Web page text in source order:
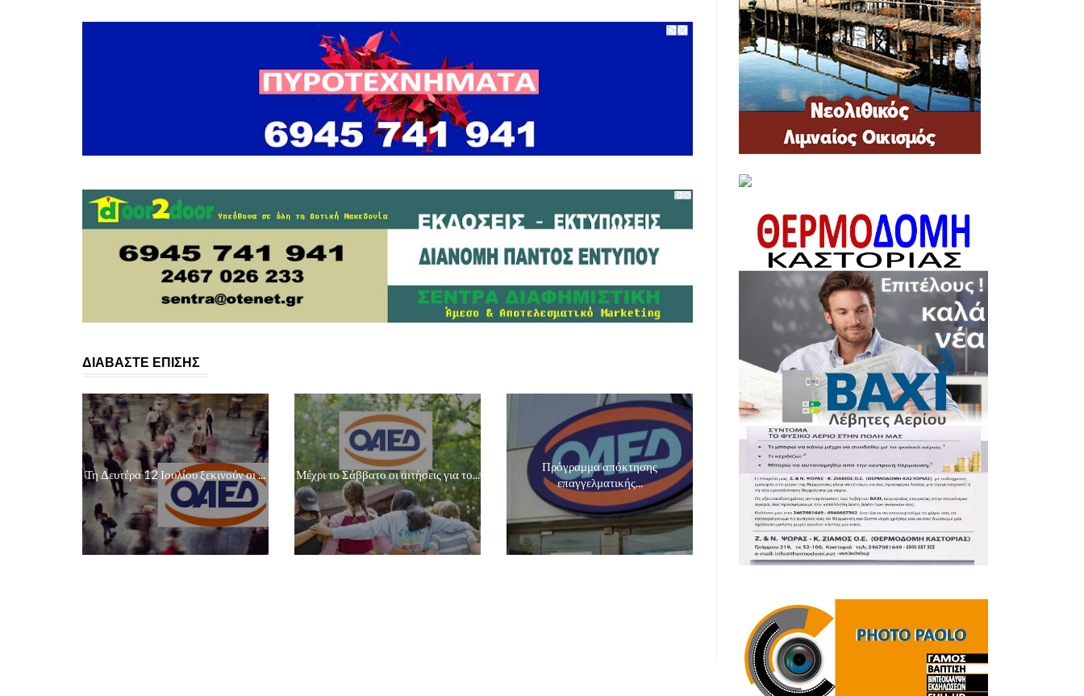
ΔΙΑΒΑΣΤΕ ΕΠΙΣΗΣ
Τη Δευτέρα 12 Ιουλίου ξεκινούν οι ... Μέχρι το Σάββατο οι αιτήσεις για το...
Πρόγραμμα απόκτησης
επαγγελματικής...